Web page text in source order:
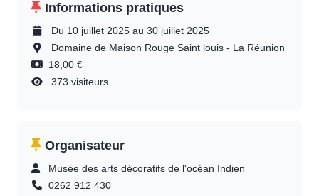
Informations pratiques
Du 10 juillet 2025 au 30 juillet 2025
Domaine de Maison Rouge Saint louis - La Réunion
18,00 €
373 visiteurs
Organisateur
Musée des arts décoratifs de l'océan Indien
0262 912 430